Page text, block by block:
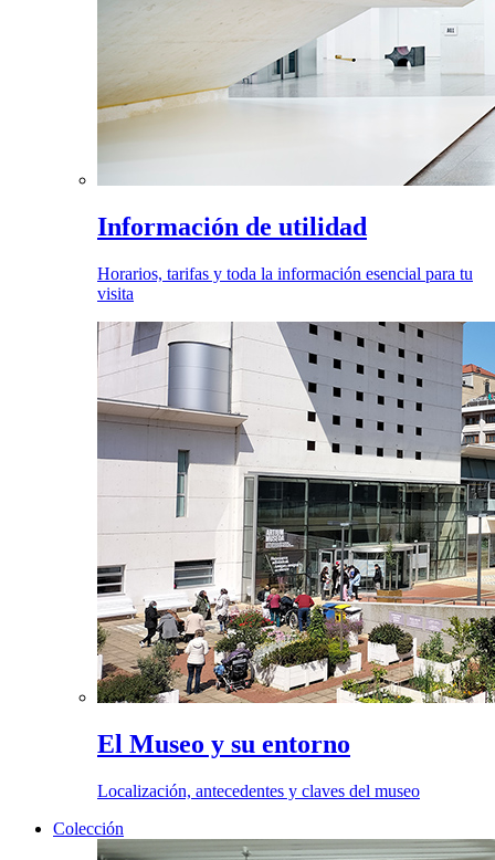
Información de utilidad
Horarios, tarifas y toda la información esencial para tu
visita
El Museo y su entorno
Localización, antecedentes y claves del museo
Colección